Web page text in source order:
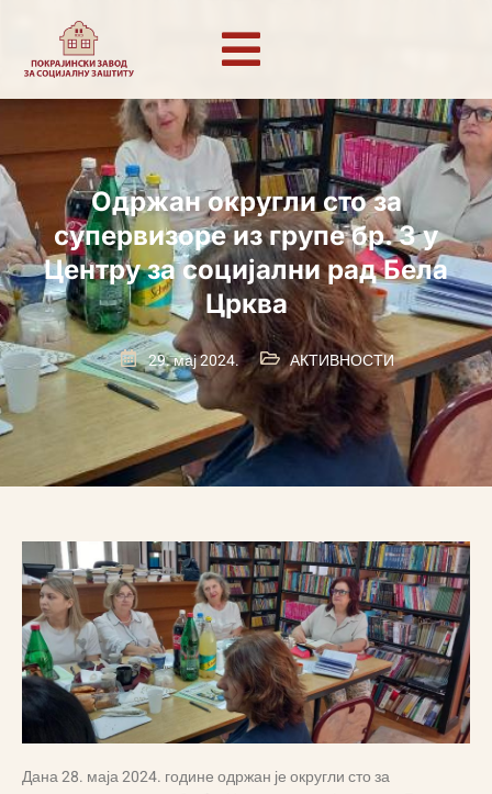
Одржан округли сто за
супервизоре из групе бр. 3 у
Цeнтру за социјални рад Бела
Црква
29. мај 2024. АКТИВНОСТИ
Дана 28. маја 2024. године одржан је округли сто за